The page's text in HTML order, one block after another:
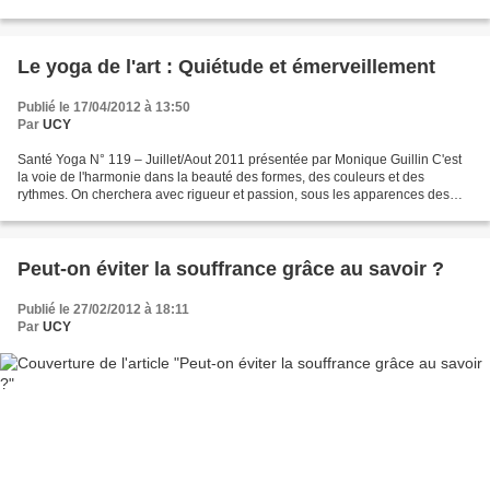
Le yoga de l'art : Quiétude et émerveillement
Publié le 17/04/2012 à 13:50
Par UCY
Santé Yoga N° 119 – Juillet/Aout 2011 présentée par Monique Guillin C'est
la voie de l'harmonie dans la beauté des formes, des couleurs et des
rythmes. On cherchera avec rigueur et passion, sous les apparences des
Peut-on éviter la souffrance grâce au savoir ?
Publié le 27/02/2012 à 18:11
Par UCY